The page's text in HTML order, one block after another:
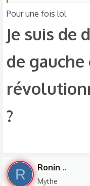
Pour une fois lol
Je suis de
de gauche
?​
R Ronin ..
Mythe